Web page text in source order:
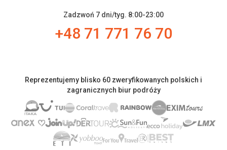
Zadzwoń 7 dni/tyg. 8:00-23:00
+48 71 771 76 70
Reprezentujemy blisko 60 zweryfikowanych polskich i
zagranicznych biur podróży